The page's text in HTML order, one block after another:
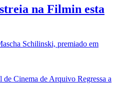
na Filmin esta
Schilinski, premiado em